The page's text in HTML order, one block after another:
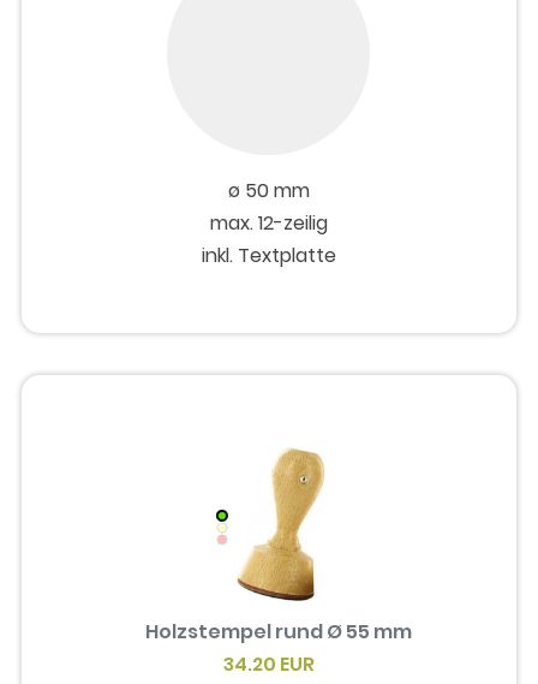
ø 50 mm
max. 12-zeilig
inkl. Textplatte
Holzstempel rund Ø 55 mm
34.20 EUR